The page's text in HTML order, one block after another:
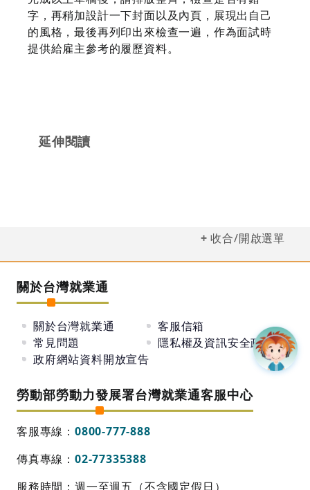
字，再稍加設計一下封面以及內頁，展現出自己
的風格，最後再列印出來檢查一遍，作為面試時
提供給雇主參考的履歷資料。
延伸閱讀
收合/開啟選單
關於台灣就業通
關於台灣就業通
客服信箱
常見問題
隱私權及資訊安全政策
政府網站資料開放宣告
勞動部勞動力發展署台灣就業通客服中心
客服專線： 0800-777-888
傳真專線： 02-77335388
服務時間：週一至週五（不含國定假日）